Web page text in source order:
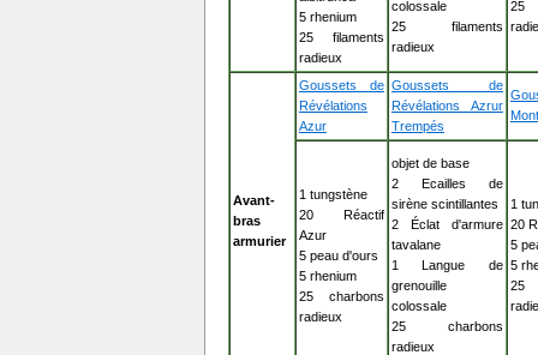
5 rhenium
25 filaments
radieux
colossale
25 filaments
radieux
25
Avant-
bras
armurier
Goussets de
Révélations
Azur
Goussets de
Révélations Azrur
Trempés
1 tungstène
20 Réactif
Azur
5 peau d'ours
5 rhenium
25 charbons
radieux
objet de base
2 Ecailles de
sirène scintillantes
2 Éclat d'armure
tavalane
1 Langue de
grenouille
colossale
25 charbons
radieux
1
20
5
5
25